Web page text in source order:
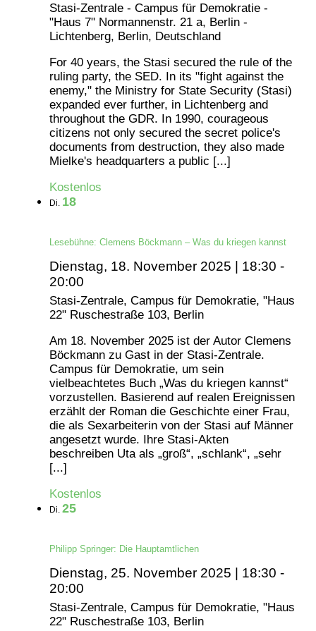
Stasi-Zentrale - Campus für Demokratie -
"Haus 7" Normannenstr. 21 a, Berlin -
Lichtenberg, Berlin, Deutschland
For 40 years, the Stasi secured the rule of the
ruling party, the SED. In its "fight against the
enemy," the Ministry for State Security (Stasi)
expanded ever further, in Lichtenberg and
throughout the GDR. In 1990, courageous
citizens not only secured the secret police's
documents from destruction, they also made
Mielke's headquarters a public [...]
Kostenlos
Di. 18
Lesebühne: Clemens Böckmann – Was du kriegen kannst
Dienstag, 18. November 2025 | 18:30 -
20:00
Stasi-Zentrale, Campus für Demokratie, "Haus
22" Ruschestraße 103, Berlin
Am 18. November 2025 ist der Autor Clemens
Böckmann zu Gast in der Stasi-Zentrale.
Campus für Demokratie, um sein
vielbeachtetes Buch „Was du kriegen kannst“
vorzustellen. Basierend auf realen Ereignissen
erzählt der Roman die Geschichte einer Frau,
die als Sexarbeiterin von der Stasi auf Männer
angesetzt wurde. Ihre Stasi-Akten
beschreiben Uta als „groß“, „schlank“, „sehr
[...]
Kostenlos
Di. 25
Philipp Springer: Die Hauptamtlichen
Dienstag, 25. November 2025 | 18:30 -
20:00
Stasi-Zentrale, Campus für Demokratie, "Haus
22" Ruschestraße 103, Berlin